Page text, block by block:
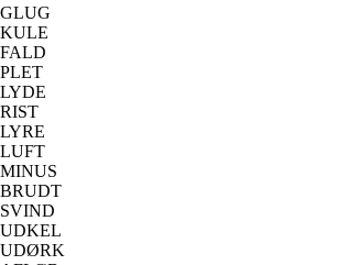
GLUG
KULE
FALD
PLET
LYDE
RIST
LYRE
LUFT
MINUS
BRUDT
SVIND
UDKEL
UDØRK